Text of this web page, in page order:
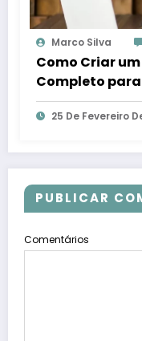
Marco Silva
Como Criar
Completo
25 De Fevereiro
PUBLICAR
Comentários